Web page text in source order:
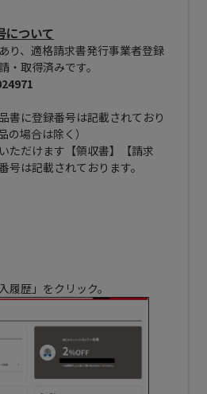
について
り、適格請求書発行事業者登録
・取得済みです。
書に登録番号は記載されており
の場合は除く）
ただけます【領収書】【請求
号は記載されております。
履歴」をクリック。